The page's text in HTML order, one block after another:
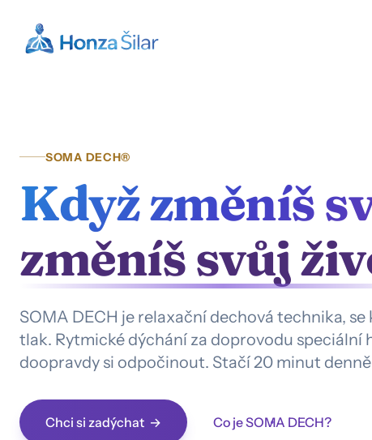
SOMA DECH®
Když změníš
změníš svůj
SOMA DECH je relaxační dechová technika,
tlak. Rytmické dýchání za doprovodu speciální
doopravdy si odpočinout. Stačí 20 minut
Chci si zadýchat Co je SOMA DECH?